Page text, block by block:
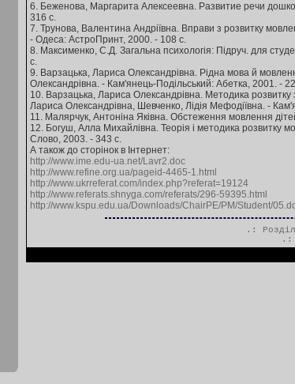
6. Беженова, Маргарита Алексеевна. Развитие речи
316 с.
7. Трунова, Валентина Андріївна. Вправи з розвитку
- Одеса: АстроПринт, 2000. - 108 с.
8. Максименко, С.Д. Загальна психологія: Підруч. для
с.
9. Варзацька, Лариса Олександрівна. Рідна мова й
Олександрівна. - Кам'янець-Подільський: Абетка, 2001. -
10. Варзацька, Лариса Олександрівна. Методика
Лариса Олександрівна, Шевченко, Лідія Мефодіївна. -
11. Малярчук, Антоніна Яківна. Обстеження мовлення
12. Богуш, Алла Михайлівна. Теорія і методика розвитку
Слово, 2003. - 343 с.
А також до сторінок в Інтернет:
http://www.ime.edu-ua.net/Lavr2.doc
http://www.refine.org.ua/pageid-4465-1.html
http://www.ukrreferat.com/index.php?referat=19124
http://www.referats.shnyga.com/referats/296-59395.html
http://www.kspu.edu.ua/Downloads/ChairPE/PM/Student/
.:
.: